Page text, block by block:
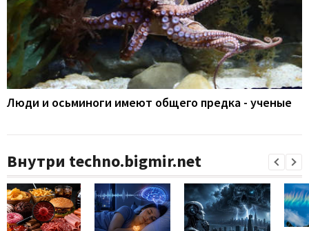
Люди и осьминоги имеют общего предка - ученые
Внутри techno.bigmir.net